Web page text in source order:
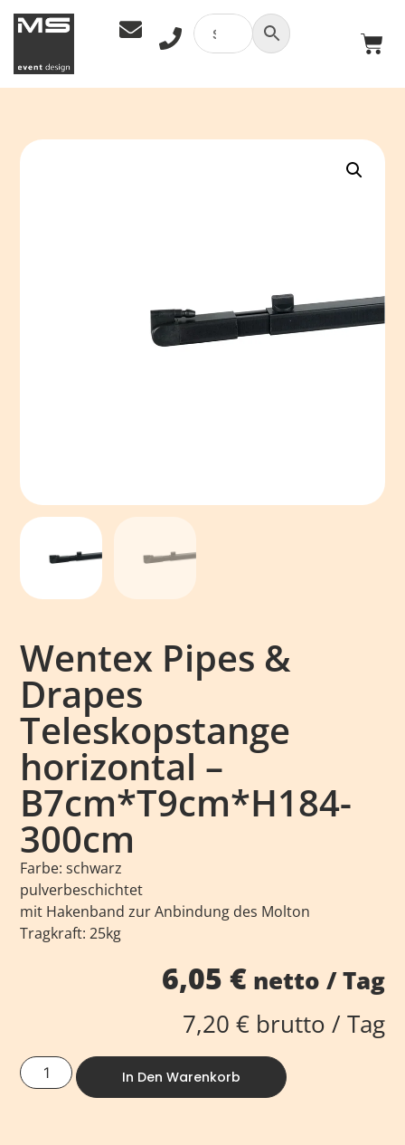
Wentex Pipes &
Drapes
Teleskopstange
horizontal –
B7cm*T9cm*H184-
300cm
Farbe: schwarz
pulverbeschichtet
mit Hakenband zur Anbindung des Molton
Tragkraft: 25kg
6,05 €netto / Tag
7,20 €brutto / Tag
In Den Warenkorb